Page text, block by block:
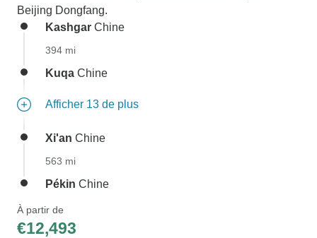
Beijing Dongfang.
Kashgar Chine
394 mi
Kuqa Chine
Afficher 13 de plus
Xi'an Chine
563 mi
Pékin Chine
À partir de
€12,493